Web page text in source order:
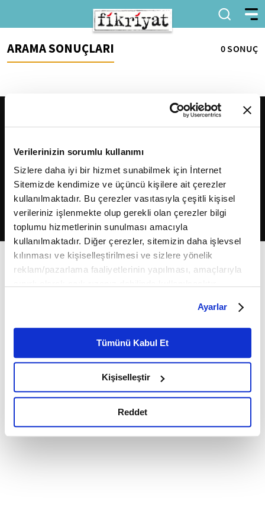
Verilerinizin sorumlu kullanımı
Sizlere daha iyi bir hizmet sunabilmek için İnternet
Sitemizde kendimize ve üçüncü kişilere ait çerezler
kullanılmaktadır. Bu çerezler vasıtasıyla çeşitli kişisel
verileriniz işlenmekte olup gerekli olan çerezler bilgi
toplumu hizmetlerinin sunulması amacıyla
kullanılmaktadır. Diğer çerezler, sitemizin daha işlevsel
kılınması ve kişiselleştirilmesi ve sizlere yönelik
reklam/pazarlama faaliyetlerinin yapılması, amaçlarıyla
belirleyebilirsiniz. Çerezlere ilişkin detaylı bilgi için
Ayarlar butonuna tıklayabilir,Çerez Bilgilendirme
Metnimizi ziyaret edebilirsiniz.
6698 sayılı Kişisel Verilerin Korunması Kanunu uyarınca
okumak ve sitemizi ziyaretiniz kapsamında
gerçekleştirilen veri işleme faaliyetleri ile ilgili daha
detaylı bilgi almak için lütfentıklayınız.
Ayarlar
Tümünü Kabul Et
Kişiselleştir
Reddet
ARAMA SONUÇLARI 0 SONUÇ
2026Fikriyat. Tüm hakları saklıdır.